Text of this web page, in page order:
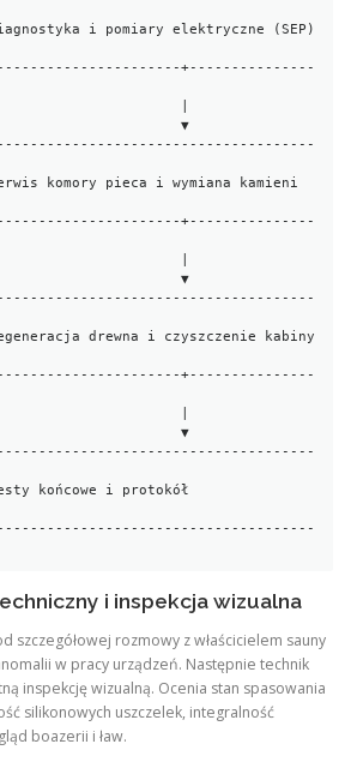
i pomiary elektryczne (SEP)
+---------------
▼
komory pieca i wymiana kamieni
+---------------
▼
drewna i czyszczenie kabiny
+---------------
▼
końcowe i protokół
i inspekcja wizualna
szczegółowej rozmowy z właścicielem sauny
w pracy urządzeń. Następnie technik
inspekcję wizualną. Ocenia stan spasowania
silikonowych uszczelek, integralność
boazerii i ław.